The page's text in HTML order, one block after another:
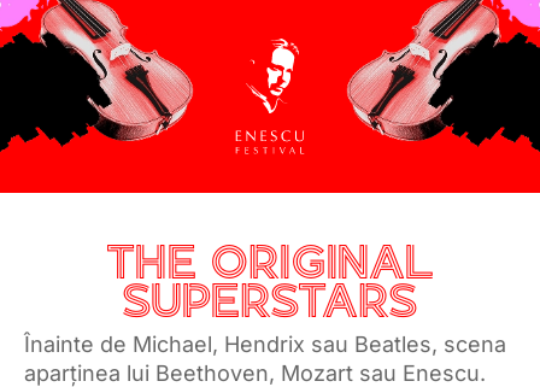
THE ORIGINAL
SUPERSTARS
Înainte de Michael, Hendrix sau Beatles, scena
aparținea lui Beethoven, Mozart sau Enescu.